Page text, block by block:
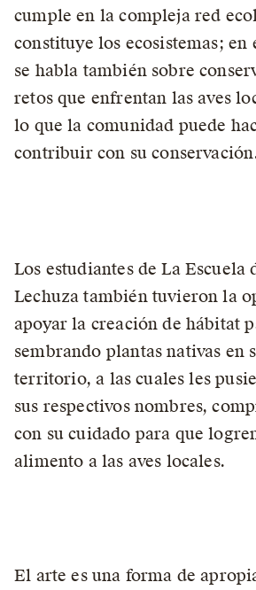
cumple en la compleja red
constituye los ecosistemas; en
se habla también sobre
retos que enfrentan las aves
lo que la comunidad puede
contribuir con su
Los estudiantes de La Escuela
Lechuza también tuvieron la
apoyar la creación de hábitat
sembrando plantas nativas en
territorio, a las cuales les
sus respectivos nombres,
con su cuidado para que
alimento a las aves locales.
El arte es una forma de